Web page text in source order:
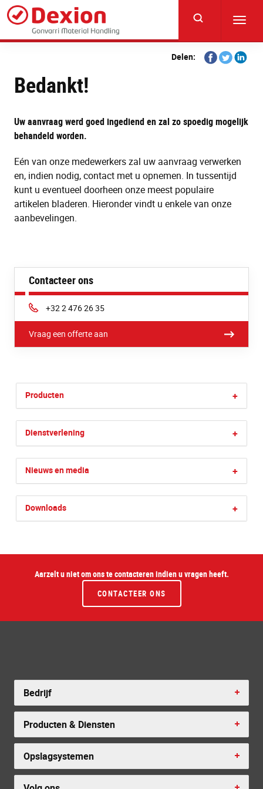
Skip
main
content
Delen:
Share
on
Share
on
Share
Bedankt!
Uw aanvraag werd goed ingediend en zal zo spoedig mogelijk
behandeld worden.
Eén van onze medewerkers zal uw aanvraag verwerken
en, indien nodig, contact met u opnemen. In tussentijd
kunt u eventueel doorheen onze meest populaire
artikelen bladeren. Hieronder vindt u enkele van onze
aanbevelingen.
Contacteer ons
Phone:
+32 2 476 26 35
Vraag een offerte aan
Producten +
Dienstverlening +
Nieuws en media +
Downloads +
Aarzelt u niet om ons te contacteren indien u vragen heeft.
CONTACTEER ONS
Bedrijf
Producten & Diensten
Opslagsystemen